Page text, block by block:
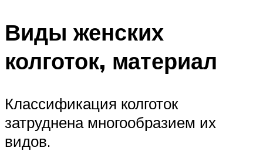
Виды женских
колготок, материал
Классификация колготок
затруднена многообразием их
видов.